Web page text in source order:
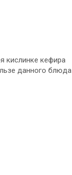
кислинке кефира
данного блюда